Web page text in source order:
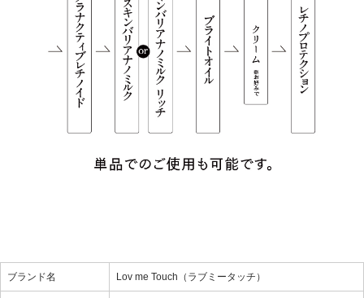
ブランド名 Lov me Touch（ラブミータッチ）